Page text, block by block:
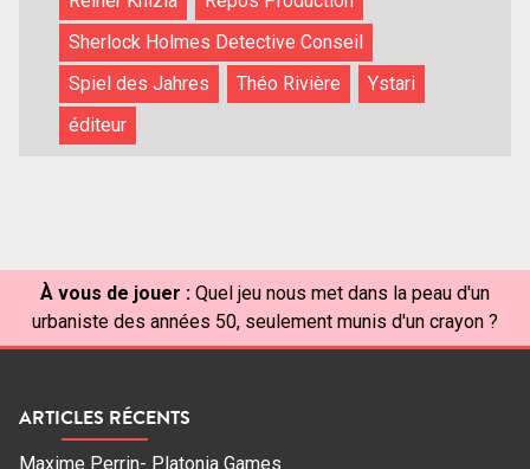
Sherlock Holmes Detective Conseil
Spiel des Jahres
Théo Rivière
Ystari
éditeur
À vous de jouer : Quel jeu nous met dans la peau d'un
urbaniste des années 50, seulement munis d'un crayon ?
ARTICLES RÉCENTS
Maxime Perrin- Platonia Games